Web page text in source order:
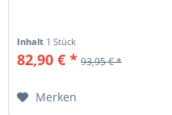
Inhalt 1 Stück
82,90 € * 93,95 € *
Merken